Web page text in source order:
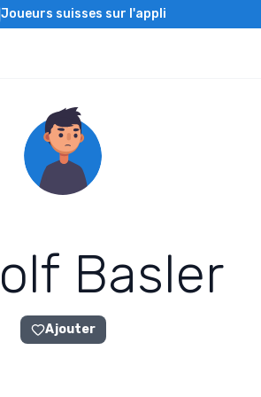
Joueurs suisses sur l'appli
olf Basler
Ajouter